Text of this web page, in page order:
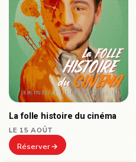
La folle histoire du cinéma
LE 15 AOÛT
Réserver